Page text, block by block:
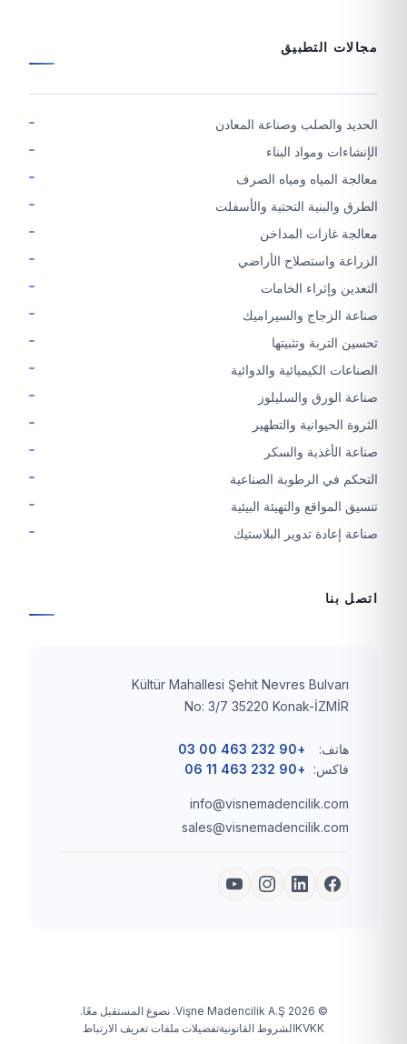
مجالات التطبيق
الحديد والصلب وصناعة المعادن
الإنشاءات ومواد البناء
معالجة المياه ومياه الصرف
الطرق والبنية التحتية والأسفلت
معالجة غازات المداخن
الزراعة واستصلاح الأراضي
التعدين وإثراء الخامات
صناعة الزجاج والسيراميك
تحسين التربة وتثبيتها
الصناعات الكيميائية والدوائية
صناعة الورق والسليلوز
الثروة الحيوانية والتطهير
صناعة الأغذية والسكر
التحكم في الرطوبة الصناعية
تنسيق المواقع والتهيئة البيئية
صناعة إعادة تدوير البلاستيك
اتصل بنا
Kültür Mahallesi Şehit Nevres Bulvarı
No: 3/7 35220 Konak-İZMİR
هاتف:
+90 232 463 00 03
فاكس:
+90 232 463 11 06
info@visnemadencilik.com
sales@visnemadencilik.com
© 2026 Vişne Madencilik A.Ş. نصوغ المستقبل معًا.
KVKKالشروط القانونيةتفضيلات ملفات تعريف الارتباط